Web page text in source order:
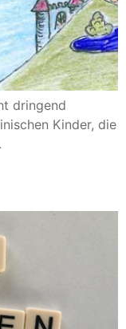
dringend
Kinder, die